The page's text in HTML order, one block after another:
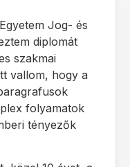
Jog- és
diplomát
szakmai
vallom, hogy a
folyamatok
tényezők